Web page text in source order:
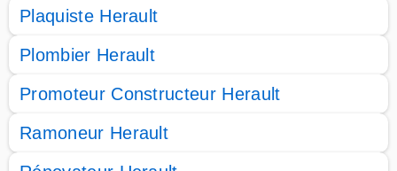
Plaquiste Herault
Plombier Herault
Promoteur Constructeur Herault
Ramoneur Herault